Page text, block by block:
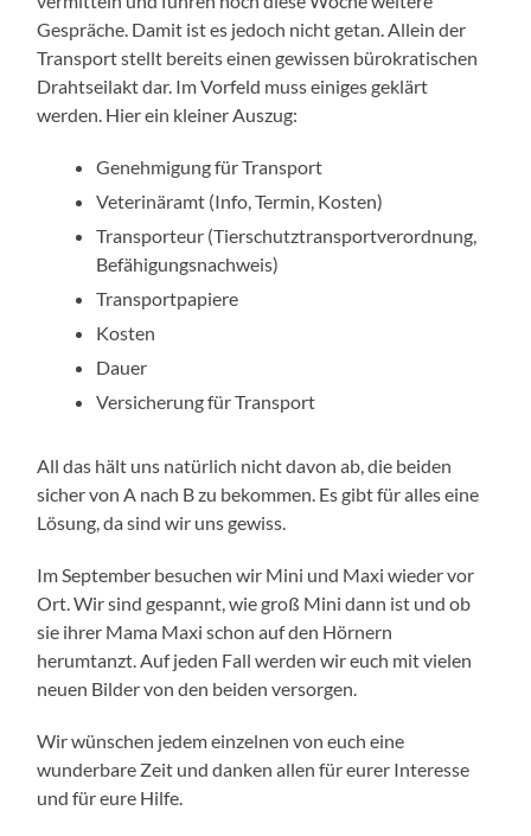
Gespräche. Damit ist es jedoch nicht getan. Allein der
Transport stellt bereits einen gewissen bürokratischen
Drahtseilakt dar. Im Vorfeld muss einiges geklärt
werden. Hier ein kleiner Auszug:
Genehmigung für Transport
Veterinäramt (Info, Termin, Kosten)
Transporteur (Tierschutztransportverordnung,
Befähigungsnachweis)
Transportpapiere
Kosten
Dauer
Versicherung für Transport
All das hält uns natürlich nicht davon ab, die beiden
sicher von A nach B zu bekommen. Es gibt für alles eine
Lösung, da sind wir uns gewiss.
Im September besuchen wir Mini und Maxi wieder vor
Ort. Wir sind gespannt, wie groß Mini dann ist und ob
sie ihrer Mama Maxi schon auf den Hörnern
herumtanzt. Auf jeden Fall werden wir euch mit vielen
neuen Bilder von den beiden versorgen.
Wir wünschen jedem einzelnen von euch eine
wunderbare Zeit und danken allen für eurer Interesse
und für eure Hilfe.